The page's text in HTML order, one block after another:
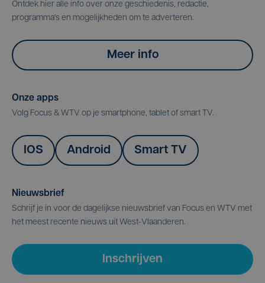
Ontdek hier alle info over onze geschiedenis, redactie,
programma's en mogelijkheden om te adverteren.
Meer info
Onze apps
Volg Focus & WTV op je smartphone, tablet of smart TV.
IOS Android Smart TV
Nieuwsbrief
Schrijf je in voor de dagelijkse nieuwsbrief van Focus en WTV met
het meest recente nieuws uit West-Vlaanderen.
Inschrijven